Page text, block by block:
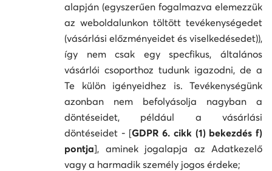
alapján (egyszerűen fogalmazva elemezzük
az weboldalunkon töltött tevékenységedet
(vásárlási előzményeidet és viselkedésedet)),
így nem csak egy specfikus, általános
vásárlói csoporthoz tudunk igazodni, de a
Te külön igényeidhez is. Tevékenységünk
azonban nem befolyásolja nagyban a
döntéseidet, például a vásárlási
döntéseidet - [GDPR 6. cikk (1) bekezdés f)
pontja], aminek jogalapja az Adatkezelő
vagy a harmadik személy jogos érdeke;